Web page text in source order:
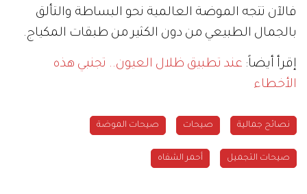
فالآن تتجه الموضة العالمية نحو البساطة والتألق
بالجمال الطبيعي من دون الكثير من طبقات المكياج.
إقرأ أيضاً: عند تطبيق ظلال العيون.. تجنبي هذه
الأخطاء
نصائح جمالية صيحات صيحات الموضة
صيحات التجميل أحمر الشفاه